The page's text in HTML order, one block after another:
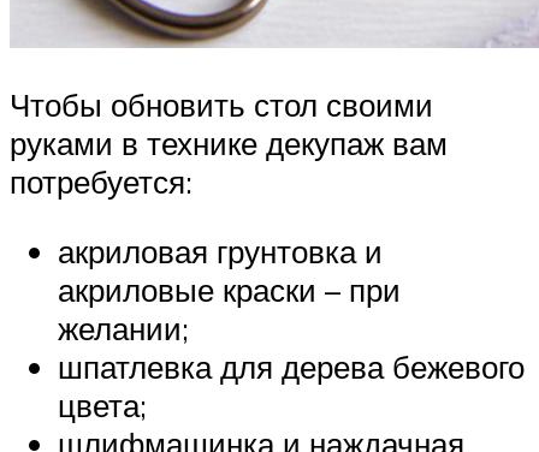
Чтобы обновить стол своими
руками в технике декупаж вам
потребуется:
акриловая грунтовка и
акриловые краски – при
желании;
шпатлевка для дерева бежевого
цвета;
шлифмашинка и наждачная